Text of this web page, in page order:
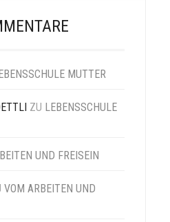
MUTTER
ZU LEBENSSCHULE
UND FREISEIN
VOM ARBEITEN UND